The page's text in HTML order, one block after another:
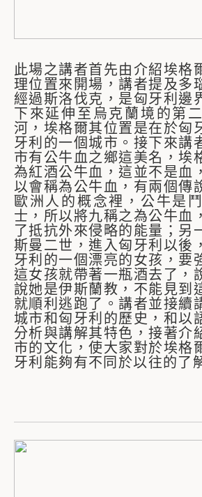
此場之講者首先由介紹埃格
理位置來開場，講者提及多
經過斯洛伐克，是匈牙利邊
下來延伸至烏克蘭境的第
河，埃格爾其位置是在於匈
牙利的一個城市。接下來講
市有公牛血之鄉這美名，埃
為紅酒公牛血，這並不是血
以會稱為公牛血，有兩個傳
歐洲人的概念裡，公牛是
士，所以將九稱之為公牛血
了抵抗外來侵略的能量；另
斯曼二世，進入匈牙利以後
牙利的一個漂亮的女孩，要
這女孩就帶著一瓶酒去了，
說她是伊斯蘭教，不能見到
就順利逃跑了。講者並接續
城市和匈牙利的歷史，和以
分析與講解其特色，接著介
市的文化，使大家對於埃格
牙利能夠有不同於以往的了